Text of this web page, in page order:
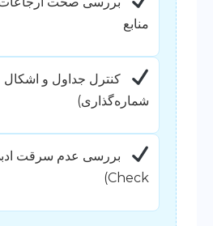
منابع
کنترل جداول و اشکال
شماره‌گذاری)
Check)